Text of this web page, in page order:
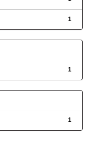
1
1
1